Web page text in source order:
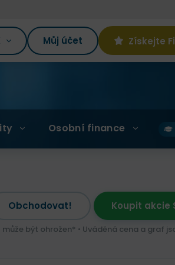
Můj účet Získejte
Osobní finance
Obchodovat! Koupit akcie
být ohrožen* • Uváděná cena a graf